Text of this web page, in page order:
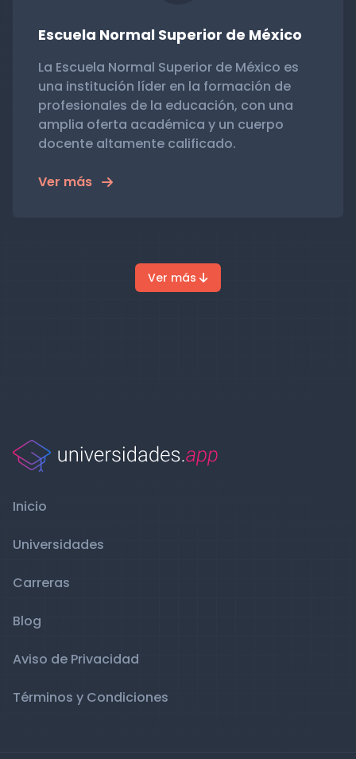
Escuela Normal Superior de México
La Escuela Normal Superior de México es
una institución líder en la formación de
profesionales de la educación, con una
amplia oferta académica y un cuerpo
docente altamente calificado.
Ver más
Ver más
Inicio
Universidades
Carreras
Blog
Aviso de Privacidad
Términos y Condiciones